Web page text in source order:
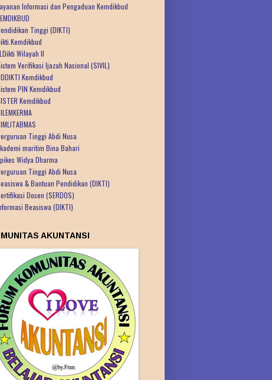
Informasi dan Pengaduan Kemdikbud
Tinggi (DIKTI)
Wilayah II
Verifikasi Ijazah Nasional (SIVIL)
Kemdikbud
PIN Kemdikbud
Kemdikbud
Tinggi Abdi Nusa
maritim Bina Bahari
Widya Dharma
Tinggi Abdi Nusa
& Bantuan Pendidikan (DIKTI)
Dosen (SERDOS)
Beasiswa (DIKTI)
AKUNTANSI